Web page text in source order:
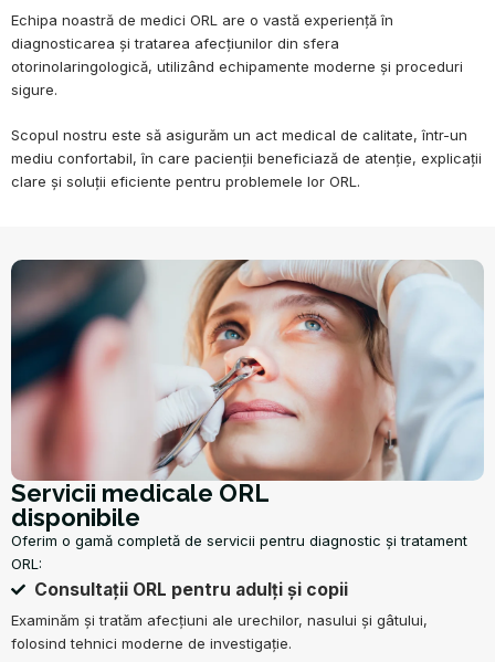
Echipa noastră de medici ORL are o vastă experiență în
diagnosticarea și tratarea afecțiunilor din sfera
otorinolaringologică, utilizând echipamente moderne și proceduri
sigure.
Scopul nostru este să asigurăm un act medical de calitate, într-un
mediu confortabil, în care pacienții beneficiază de atenție, explicații
clare și soluții eficiente pentru problemele lor ORL.
Servicii medicale ORL
disponibile
Oferim o gamă completă de servicii pentru diagnostic și tratament
ORL:
Consultații ORL pentru adulți și copii
Examinăm și tratăm afecțiuni ale urechilor, nasului și gâtului,
folosind tehnici moderne de investigație.